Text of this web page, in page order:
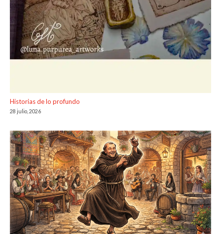
Historias de lo profundo
28 julio, 2026